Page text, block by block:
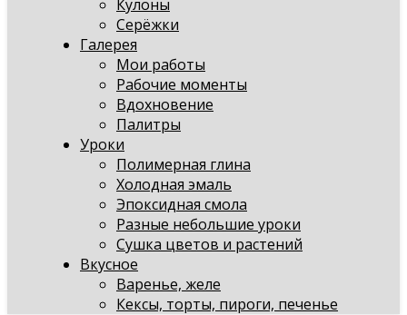
Кулоны
Серёжки
Галерея
Мои работы
Рабочие моменты
Вдохновение
Палитры
Уроки
Полимерная глина
Холодная эмаль
Эпоксидная смола
Разные небольшие уроки
Сушка цветов и растений
Вкусное
Варенье, желе
Кексы, торты, пироги, печенье